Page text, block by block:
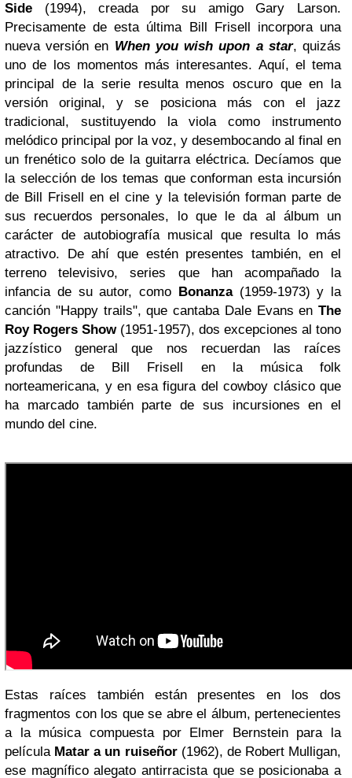
Side (1994), creada por su amigo Gary Larson.
Precisamente de esta última Bill Frisell incorpora una
nueva versión en When you wish upon a star, quizás
uno de los momentos más interesantes. Aquí, el tema
principal de la serie resulta menos oscuro que en la
versión original, y se posiciona más con el jazz
tradicional, sustituyendo la viola como instrumento
melódico principal por la voz, y desembocando al final en
un frenético solo de la guitarra eléctrica. Decíamos que
la selección de los temas que conforman esta incursión
de Bill Frisell en el cine y la televisión forman parte de
sus recuerdos personales, lo que le da al álbum un
carácter de autobiografía musical que resulta lo más
atractivo. De ahí que estén presentes también, en el
terreno televisivo, series que han acompañado la
infancia de su autor, como Bonanza(1959-1973) y la
canción "Happy trails", que cantaba Dale Evans en The
Roy Rogers Show(1951-1957), dos excepciones al tono
jazzístico general que nos recuerdan las raíces
profundas de Bill Frisell en la música folk
norteamericana, y en esa figura del cowboy clásico que
ha marcado también parte de sus incursiones en el
mundo del cine.
Estas raíces también están presentes en los dos
fragmentos con los que se abre el álbum, pertenecientes
a la música compuesta por Elmer Bernstein para la
película Matar a un ruiseñor(1962), de Robert Mulligan,
ese magnífico alegato antirracista que se posicionaba a